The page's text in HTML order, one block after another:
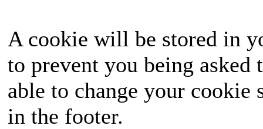
A cookie will be stored in
to prevent you being
able to change your
in the footer.